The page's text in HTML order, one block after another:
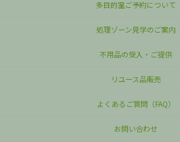
多目的室ご予約について
処理ゾーン見学のご案内
不用品の受入・ご提供
リユース品販売
よくあるご質問（FAQ）
お問い合わせ